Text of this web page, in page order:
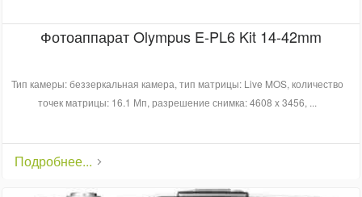
Фотоаппарат Olympus E-PL6 Kit 14-42mm
Тип камеры: беззеркальная камера, тип матрицы: Live MOS, количество
точек матрицы: 16.1 Мп, разрешение снимка: 4608 x 3456, ...
Подробнее...